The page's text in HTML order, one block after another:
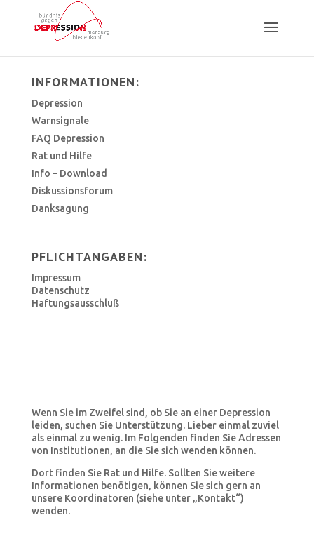
INFORMATIONEN:
Depression
Warnsignale
FAQ Depression
Rat und Hilfe
Info – Download
Diskussionsforum
Danksagung
PFLICHTANGABEN:
Impressum
Datenschutz
Haftungsausschluß
Wenn Sie im Zweifel sind, ob Sie an einer Depression
leiden, suchen Sie Unterstützung. Lieber einmal zuviel
als einmal zu wenig. Im Folgenden finden Sie Adressen
von Institutionen, an die Sie sich wenden können.
Dort finden Sie Rat und Hilfe. Sollten Sie weitere
Informationen benötigen, können Sie sich gern an
unsere Koordinatoren (siehe unter „Kontakt“)
wenden.